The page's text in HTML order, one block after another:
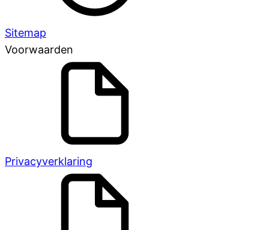
Sitemap
Voorwaarden
Privacyverklaring